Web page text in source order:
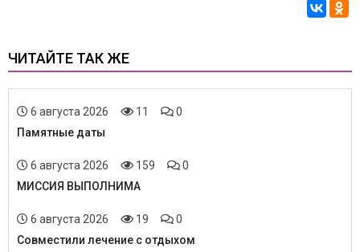
ЧИТАЙТЕ ТАК ЖЕ
6 августа 2026 11
0
Памятные даты
6 августа 2026 159
0
МИССИЯ ВЫПОЛНИМА
6 августа 2026 19
0
Совместили лечение с отдыхом